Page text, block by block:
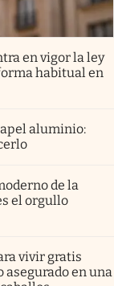
en vigor la ley
habitual en
aluminio:
de la
el orgullo
vivir gratis
en una